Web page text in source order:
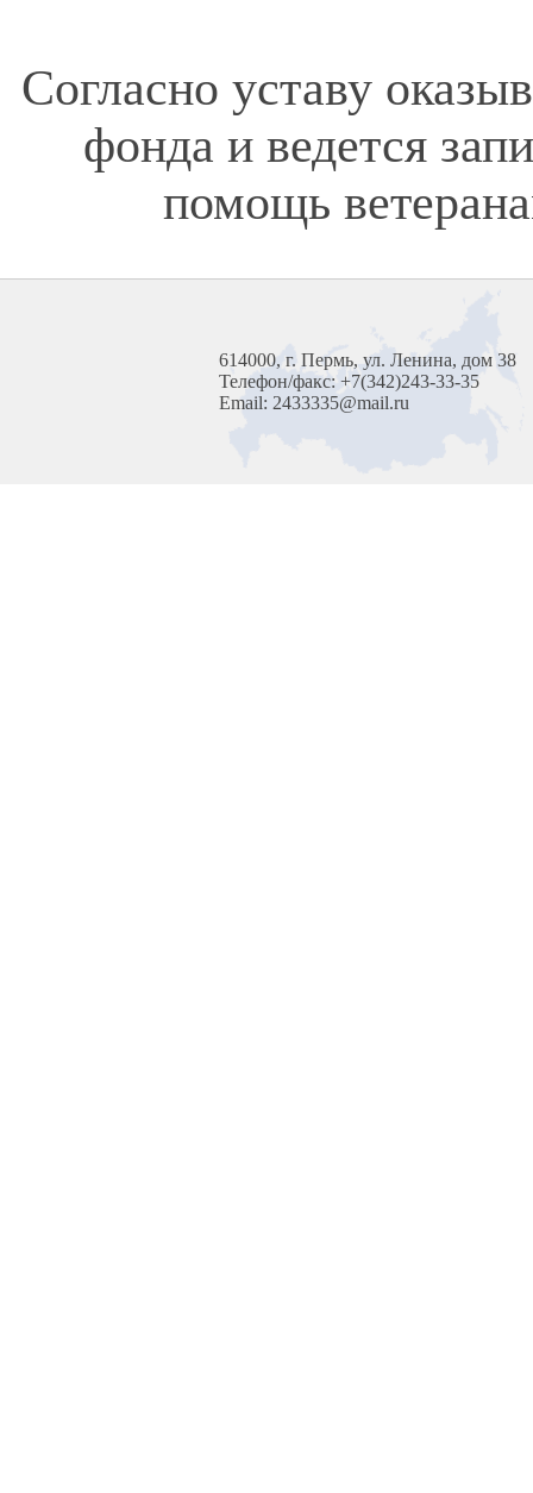
Согласно уставу
фонда и ведется
помощь
614000, г. Пермь, ул. Ленина, дом 38
Телефон/факс: +7(342)243-33-35
Email: 2433335@mail.ru